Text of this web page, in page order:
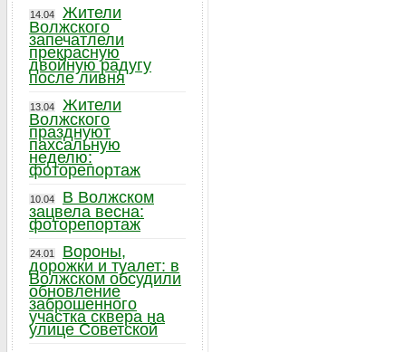
14.04
Жители
Волжского
запечатлели
прекрасную
двойную радугу
после ливня
13.04
Жители
Волжского
празднуют
пахсальную
неделю:
фоторепортаж
10.04
В Волжском
зацвела весна:
фоторепортаж
24.01
Вороны,
дорожки и туалет: в
Волжском обсудили
обновление
заброшенного
участка сквера на
улице Советской